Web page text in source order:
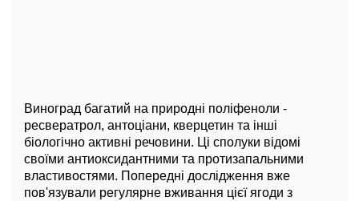
Виноград багатий на природні поліфеноли -
ресвератрол, антоціани, кверцетин та інші
біологічно активні речовини. Ці сполуки відомі
своїми антиоксидантними та протизапальними
властивостями. Попередні дослідження вже
пов'язували регулярне вживання цієї ягоди з